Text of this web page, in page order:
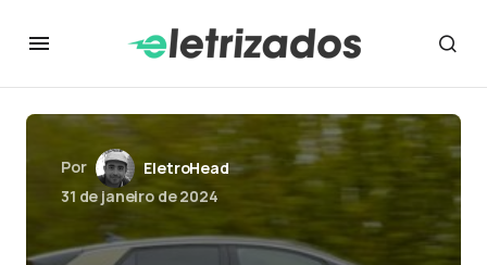
Por
EletroHead
31 de janeiro de 2024